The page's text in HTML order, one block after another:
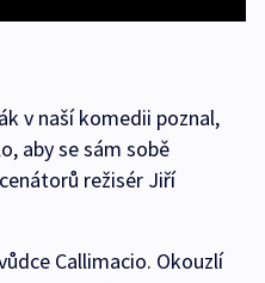
v naší komedii poznal,
aby se sám sobě
režisér Jiří
Callimacio. Okouzlí